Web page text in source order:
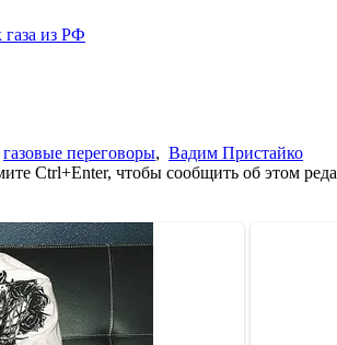
из РФ
газовые переговоры, Вадим Пристайко
Ctrl+Enter, чтобы сообщить об этом